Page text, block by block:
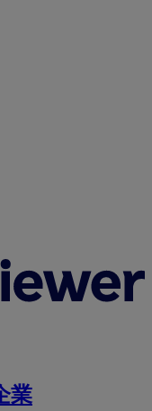
業